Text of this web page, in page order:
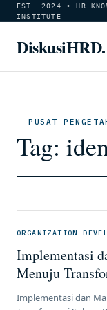
EST. 2024 • HR
INSTITUTE
DiskusiHRD.
— PUSAT
Tag:
ORGANIZATION
Implementasi
Menuju
Implementasi dan